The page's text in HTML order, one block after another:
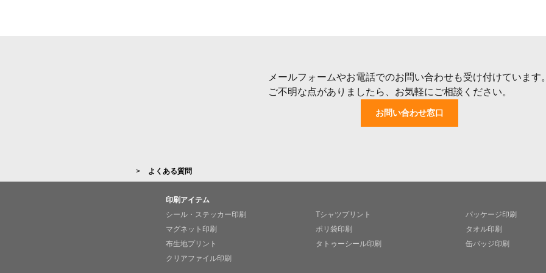
メールフォームやお電話でのお問い合わせも受け付けています。
ご不明な点がありましたら、お気軽にご相談ください。
お問い合わせ窓口
よくある質問
印刷アイテム
シール・ステッカー印刷
マグネット印刷
布生地プリント
クリアファイル印刷
Tシャツプリント
ポリ袋印刷
タトゥーシール印刷
パッケージ印刷
タオル印刷
缶バッジ印刷